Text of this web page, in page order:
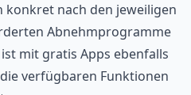
konkret nach den jeweiligen
Abnehmprogramme
mit gratis Apps ebenfalls
verfügbaren Funktionen